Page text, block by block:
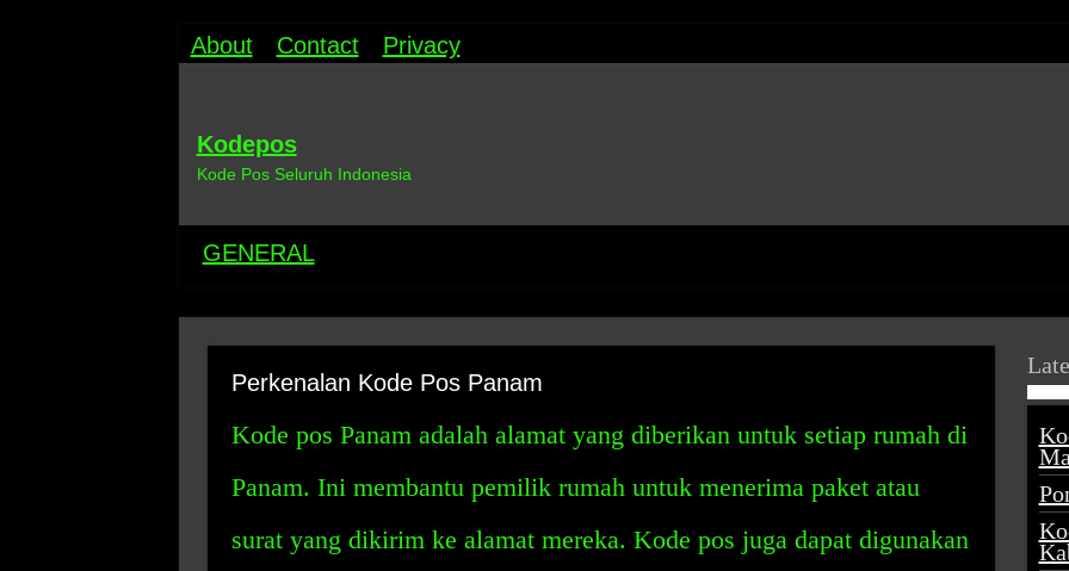
About Contact Privacy
Kodepos
Kode Pos Seluruh Indonesia
GENERAL
Perkenalan Kode Pos Panam
Kode pos Panam adalah alamat yang diberikan untuk setiap rumah di
Panam. Ini membantu pemilik rumah untuk menerima paket atau
surat yang dikirim ke alamat mereka. Kode pos juga dapat digunakan